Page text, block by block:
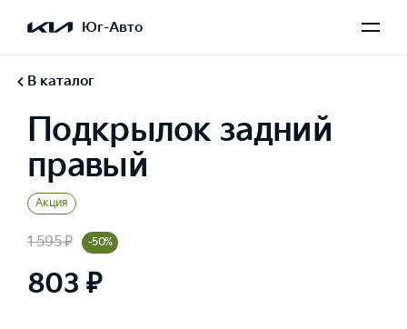
Юг-Авто
В каталог
Подкрылок задний
правый
Акция
1 595 ₽ -50%
803 ₽